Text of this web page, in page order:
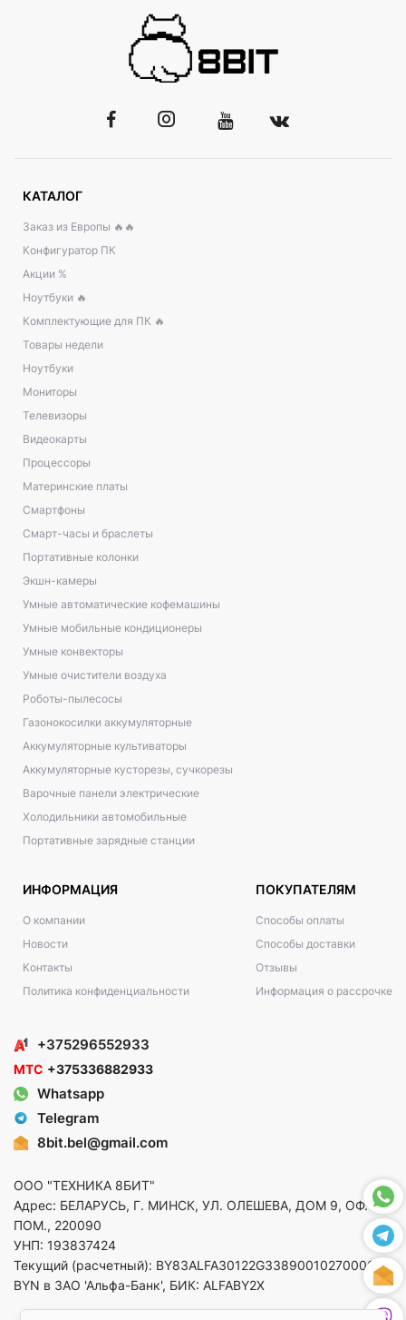
КАТАЛОГ
Заказ из Европы 🔥🔥
Конфигуратор ПК
Акции %
Ноутбуки 🔥
Комплектующие для ПК 🔥
Товары недели
Ноутбуки
Мониторы
Телевизоры
Видеокарты
Процессоры
Материнские платы
Смартфоны
Смарт-часы и браслеты
Портативные колонки
Экшн-камеры
Умные автоматические кофемашины
Умные мобильные кондиционеры
Умные конвекторы
Умные очистители воздуха
Роботы-пылесосы
Газонокосилки аккумуляторные
Аккумуляторные культиваторы
Аккумуляторные кусторезы, сучкорезы
Варочные панели электрические
Холодильники автомобильные
Портативные зарядные станции
ИНФОРМАЦИЯ
О компании
Новости
Контакты
Политика конфиденциальности
ПОКУПАТЕЛЯМ
Способы оплаты
Способы доставки
Отзывы
Информация о рассрочке
+375296552933
МТС +375336882933
Whatsapp
Telegram
8bit.bel@gmail.com
ООО "ТЕХНИКА 8БИТ"
Адрес: БЕЛАРУСЬ, Г. МИНСК, УЛ. ОЛЕШЕВА, ДОМ 9, ОФ. 5,
ПОМ., 220090
УНП: 193837424
Текущий (расчетный): BY83ALFA30122G33890010270000 в
BYN в ЗАО 'Альфа-Банк', БИК: ALFABY2X